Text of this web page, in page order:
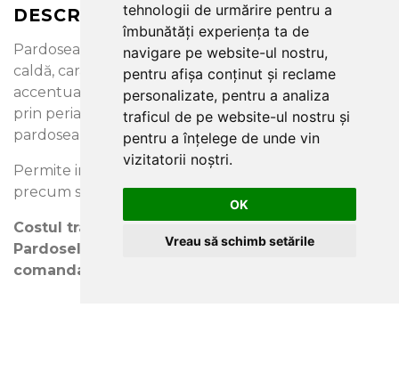
tehnologii de urmărire pentru a
îmbunătăți experiența ta de
navigare pe website-ul nostru,
pentru afișa conținut și reclame
personalizate, pentru a analiza
traficul de pe website-ul nostru și
pentru a înțelege de unde vin
vizitatorii noștri.
OK
Vreau să schimb setările
DESCRIERE
Pardoseală de stejar finisată cu o nuanță maro
caldă, caracteristicile lemnului fiind puternic
accentuate. Structura pardoselii a fost evidențiată
prin periaj, iar canelurile pe cele 4 laturi înnobilează
pardoseala.
Permite incalzirea prin pardoseala cu devigrare
precum si cu apa.
Costul transportului pentru gama de produse
Pardoseli va fi comunicat pentru fiecare
comanda in parte, in momentul ofertarii.